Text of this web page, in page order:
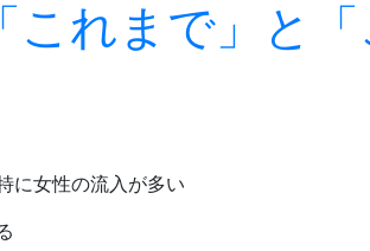
これまで」と
に女性の流入が多い